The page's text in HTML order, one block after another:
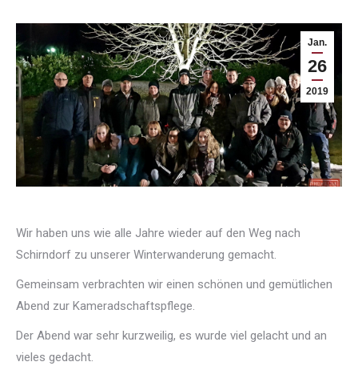
Jan.
26
2019
Wir haben uns wie alle Jahre wieder auf den Weg nach
Schirndorf zu unserer Winterwanderung gemacht.
Gemeinsam verbrachten wir einen schönen und gemütlichen
Abend zur Kameradschaftspflege.
Der Abend war sehr kurzweilig, es wurde viel gelacht und an
vieles gedacht.